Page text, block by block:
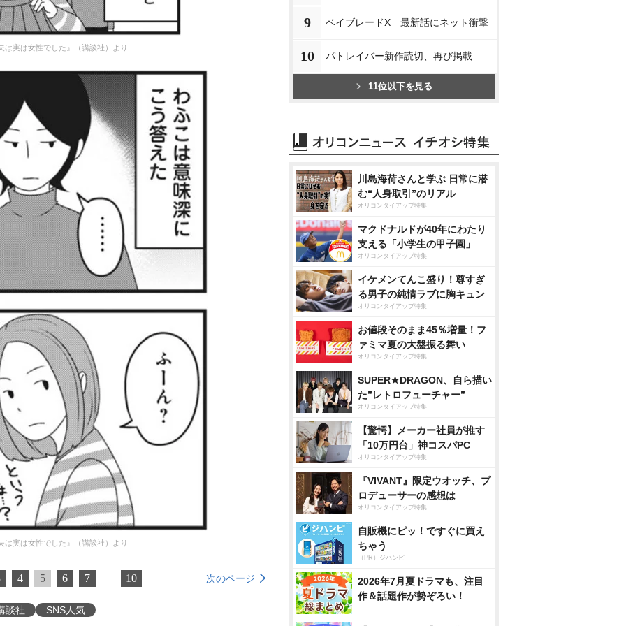
は実は女性でした』（講談社）より
は実は女性でした』（講談社）より
4 5 6 7 10 次のページ
談社 SNS人気
9 ベイブレードX 最新話にネット衝撃
10 パトレイバー新作読切、再び掲載
11位以下を見る
川島海荷さんと学ぶ 日常に潜
む“人身取引”のリアル
オリコンタイアップ特集
マクドナルドが40年にわたり
支える「小学生の甲子園」
オリコンタイアップ特集
イケメンてんこ盛り！尊すぎ
る男子の純情ラブに胸キュン
オリコンタイアップ特集
お値段そのまま45％増量！フ
ァミマ夏の大盤振る舞い
オリコンタイアップ特集
SUPER★DRAGON、自ら描い
た”レトロフューチャー”
オリコンタイアップ特集
【驚愕】メーカー社員が推す
「10万円台」神コスパPC
オリコンタイアップ特集
『VIVANT』限定ウオッチ、プ
ロデューサーの感想は
オリコンタイアップ特集
自販機にピッ！ですぐに買え
ちゃう
（PR）ジハンピ
2026年7月夏ドラマも、注目
作＆話題作が勢ぞろい！